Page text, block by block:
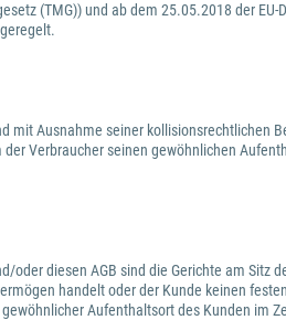
(TMG)) und ab dem 25.05.2018 der
Ausnahme seiner kollisionsrechtlichen
Verbraucher seinen gewöhnlichen
diesen AGB sind die Gerichte am
handelt oder der Kunde keinen
Aufenthaltsort des Kunden im